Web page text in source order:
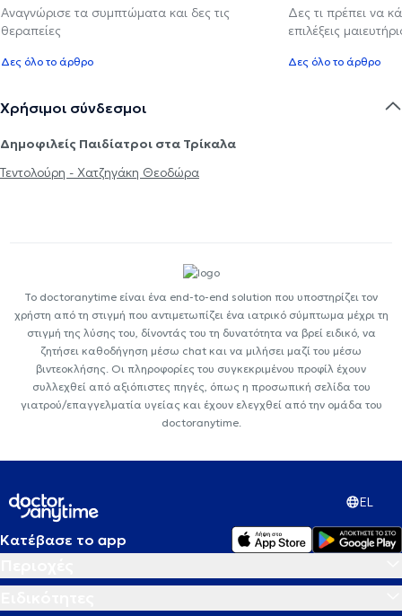
Αναγνώρισε τα συμπτώματα και δες τις
θεραπείες
Δες όλο το άρθρο
Δες τι πρέπει να
επιλέξεις
Δες όλο το άρθρο
Χρήσιμοι σύνδεσμοι
Δημοφιλείς Παιδίατροι στα Τρίκαλα
Τεντολούρη - Χατζηγάκη Θεοδώρα
Το doctoranytime είναι ένα end-to-end solution που υποστηρίζει τον
χρήστη από τη στιγμή που αντιμετωπίζει ένα ιατρικό σύμπτωμα μέχρι τη
στιγμή της λύσης του, δίνοντάς του τη δυνατότητα να βρεί ειδικό, να
ζητήσει καθοδήγηση μέσω chat και να μιλήσει μαζί του μέσω
βιντεοκλήσης. Οι πληροφορίες του συγκεκριμένου προφίλ έχουν
συλλεχθεί από αξιόπιστες πηγές, όπως η προσωπική σελίδα του
γιατρού/επαγγελματία υγείας και έχουν ελεγχθεί από την ομάδα του
doctoranytime.
EL
Κατέβασε το app